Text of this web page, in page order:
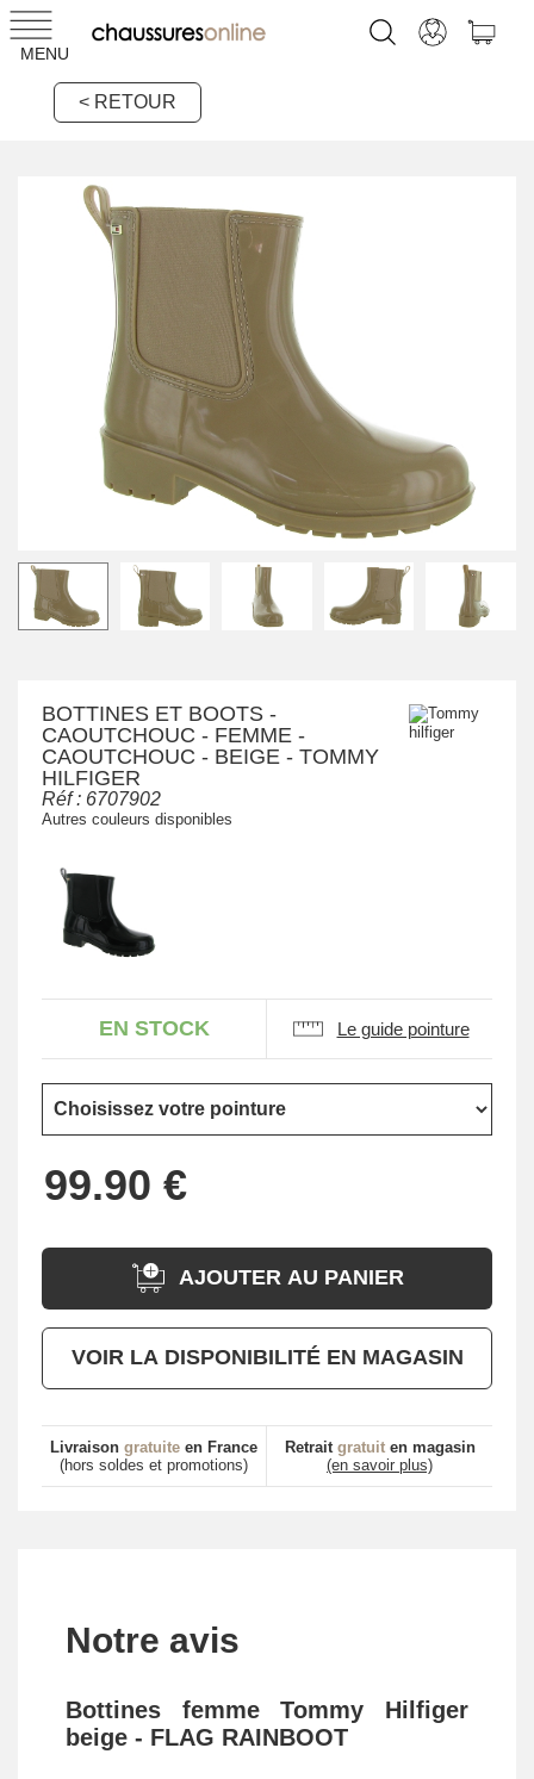
MENU
< RETOUR
BOTTINES ET BOOTS -
CAOUTCHOUC - FEMME -
CAOUTCHOUC - BEIGE - TOMMY
HILFIGER
Réf : 6707902
Autres couleurs disponibles
EN STOCK Le guide pointure
AJOUTER AU PANIER
VOIR LA DISPONIBILITÉ EN MAGASIN
Livraison gratuite en France
(hors soldes et promotions)
Retrait gratuiten magasin
(en savoir plus)
Notre avis
Bottines femme Tommy Hilfiger
beige - FLAG RAINBOOT